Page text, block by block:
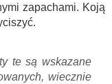
zapachami. Koją
te są wskazane
wiecznie